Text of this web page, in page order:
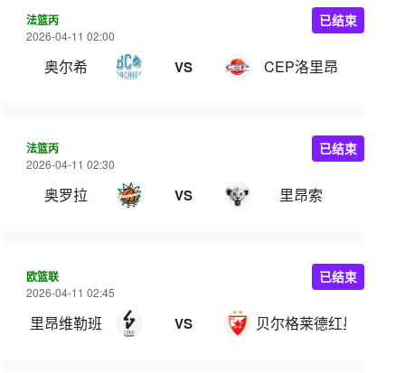
法篮丙
2026-04-11 02:00
奥尔希 VS CEP洛里昂
已结束
法篮丙
2026-04-11 02:30
奥罗拉 VS 里昂索
已结束
欧篮联
2026-04-11 02:45
里昂维勒班 VS 贝尔格莱德红星
已结束